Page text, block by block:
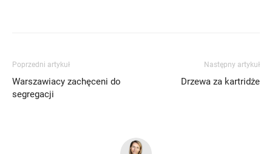
Poprzedni artykuł
Warszawiacy zachęceni do
segregacji
Następny artykuł
Drzewa za kartridże